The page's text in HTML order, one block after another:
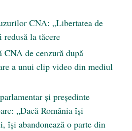
CNA: „Libertatea de
la tăcere
CNA de cenzură după
a unui clip video din mediul
și președinte
„Dacă România își
își abandonează o parte din